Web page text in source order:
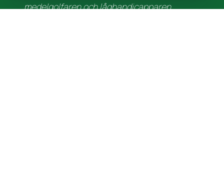
medelgolfaren och låghandicapparen.